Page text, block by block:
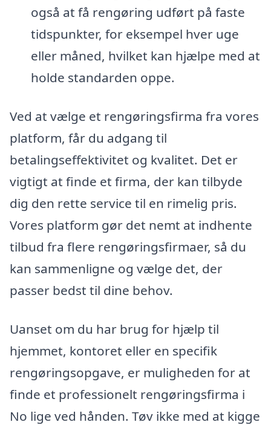
også at få rengøring udført på faste
tidspunkter, for eksempel hver uge
eller måned, hvilket kan hjælpe med at
holde standarden oppe.
Ved at vælge et rengøringsfirma fra vores
platform, får du adgang til
betalingseffektivitet og kvalitet. Det er
vigtigt at finde et firma, der kan tilbyde
dig den rette service til en rimelig pris.
Vores platform gør det nemt at indhente
tilbud fra flere rengøringsfirmaer, så du
kan sammenligne og vælge det, der
passer bedst til dine behov.
Uanset om du har brug for hjælp til
hjemmet, kontoret eller en specifik
rengøringsopgave, er muligheden for at
finde et professionelt rengøringsfirma i
No lige ved hånden. Tøv ikke med at kigge